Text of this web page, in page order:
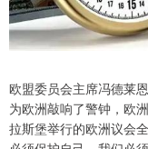
欧盟委员会主席冯德莱
为欧洲敲响了警钟，欧
拉斯堡举行的欧洲议会